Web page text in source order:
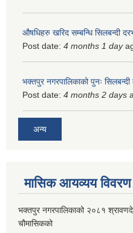
औषधिहरु खरिद सम्बन्धि सिलबन्दी
Post date: 4 months 1 day
भक्तपुर नगरपालिकाको पुनः
Post date: 4 months 2 days
अन्य
मासिक आयव्यय विवरण
भक्तपुर नगरपालिकाको २०८१
चौमासिकको